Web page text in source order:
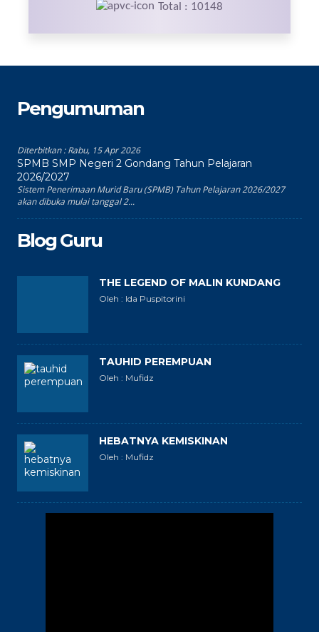
Total : 10148
Pengumuman
Diterbitkan :Rabu, 15 Apr 2026
SPMB SMP Negeri 2 Gondang Tahun Pelajaran
2026/2027
Sistem Penerimaan Murid Baru (SPMB) Tahun Pelajaran 2026/2027
akan dibuka mulai tanggal 2...
Blog Guru
THE LEGEND OF MALIN KUNDANG
Oleh : Ida Puspitorini
TAUHID PEREMPUAN
Oleh : Mufidz
HEBATNYA KEMISKINAN
Oleh : Mufidz